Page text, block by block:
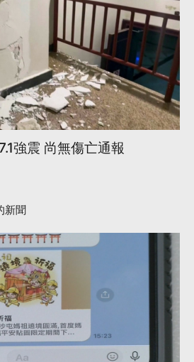
強震 尚無傷亡通報
新聞